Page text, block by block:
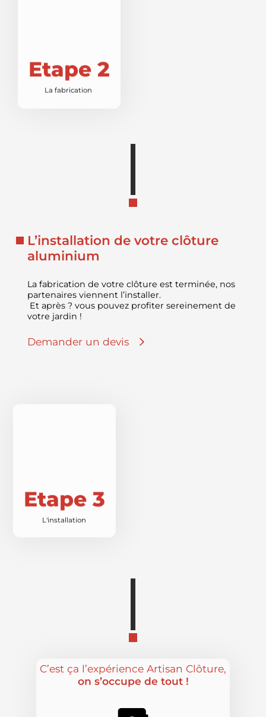
Etape 2
La fabrication
L’installation de votre clôture
aluminium
La fabrication de votre clôture est terminée, nos
partenaires viennent l’installer.
Et après ? vous pouvez profiter sereinement de
votre jardin !
Demander un devis
Etape 3
L'installation
C’est ça l’expérience Artisan Clôture,
on s’occupe de tout !